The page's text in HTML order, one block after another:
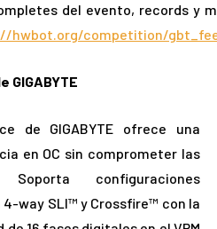
del evento, records y
hwbot.org/competition/
GIGABYTE
de GIGABYTE ofrece una
en OC sin comprometer las
Soporta configuraciones
way SLI™ y Crossfire™ con la